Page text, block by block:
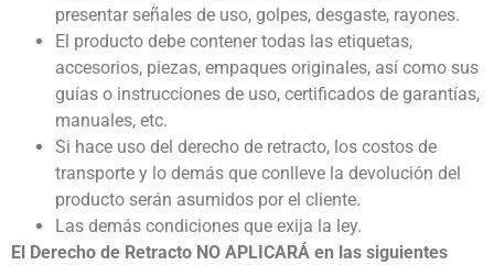
presentar señales de uso, golpes, desgaste, rayones.
El producto debe contener todas las etiquetas,
accesorios, piezas, empaques originales, así como sus
guías o instrucciones de uso, certificados de garantías,
manuales, etc.
Si hace uso del derecho de retracto, los costos de
transporte y lo demás que conlleve la devolución del
producto serán asumidos por el cliente.
Las demás condiciones que exija la ley.
El Derecho de Retracto NO APLICARÁ en las siguientes